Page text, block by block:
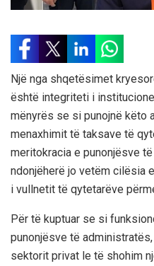
Një nga shqetësimet
është integriteti i
mënyrës se si punojnë këto
menaxhimit të taksave të
meritokracia e punonjësve
ndonjëherë jo vetëm cilësia
i vullnetit të qytetarëve
Për të kuptuar se si
punonjësve të
sektorit privat le të shohim